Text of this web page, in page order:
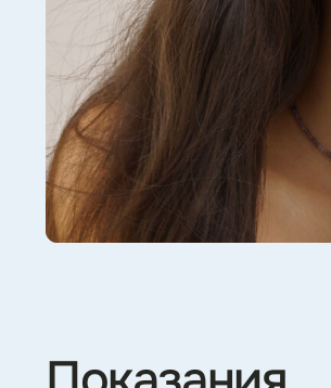
Индивидуальный подход
Методики подбираются под особенности лица,
возраст и потребности пациента. Используются
только оригинальные сертифицированные
препараты.